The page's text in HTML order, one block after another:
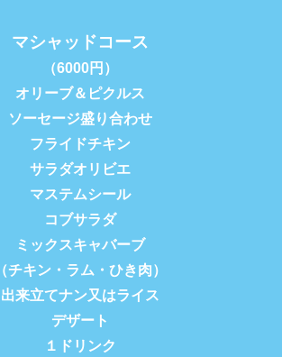
マシャッドコース
（6000円）
オリーブ＆ピクルス
ソーセージ盛り合わせ
フライドチキン
サラダオリビエ
マステムシール
コブサラダ
ミックスキャバーブ
（チキン・ラム・ひき肉）
出来立てナン又はライス
デザート
１ドリンク